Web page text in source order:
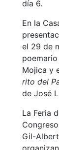
día 6.
En la
el 29 de
poemario
Mojica y
rito del
de José
La Feria
Gil-